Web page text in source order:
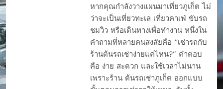
หากคุณกำลังวางแผนมาเที่ยวภูเก็ต ไม่
ว่าจะเป็นเที่ยวทะเล เที่ยวคาเฟ่ ขับรถ
ชมวิว หรือเดินทางเพื่อทำงาน หนึ่งใน
คำถามที่หลายคนสงสัยคือ “เช่ารถกับ
ร้านต้นรถเช่าง่ายแค่ไหน?” คำตอบ
คือ ง่าย สะดวก และใช้เวลาไม่นาน
เพราะร้าน ต้นรถเช่าภูเก็ต ออกแบบ